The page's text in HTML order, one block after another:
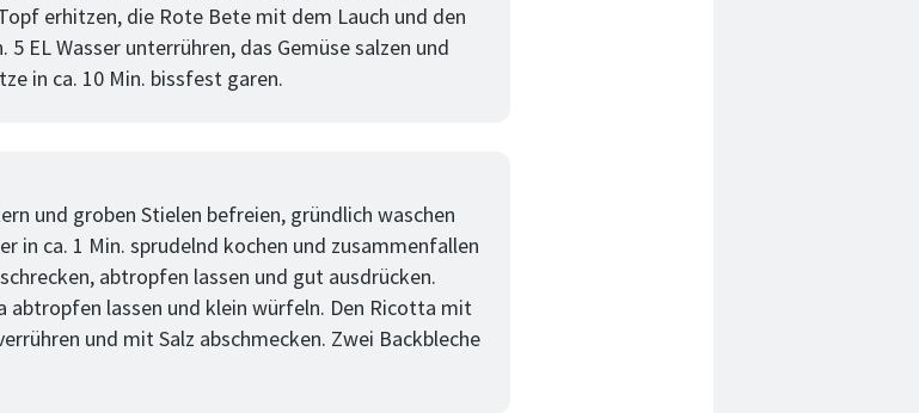
erhitzen, die Rote Bete mit dem Lauch und den
EL Wasser unterrühren, das Gemüse salzen und
in ca. 10 Min. bissfest garen.
und groben Stielen befreien, gründlich waschen
in ca. 1 Min. sprudelnd kochen und zusammenfallen
abtropfen lassen und gut ausdrücken.
abtropfen lassen und klein würfeln. Den Ricotta mit
und mit Salz abschmecken. Zwei Backbleche